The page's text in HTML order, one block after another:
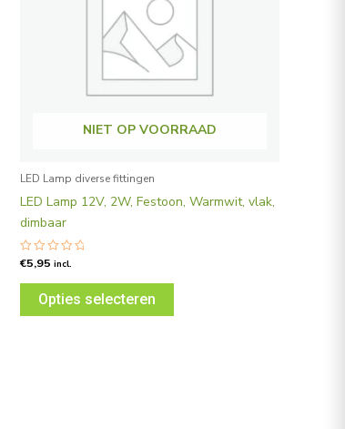
NIET OP VOORRAAD
LED Lamp diverse fittingen
LED Lamp 12V, 2W, Festoon, Warmwit, vlak,
dimbaar
Gewaardeerd
uit
€5,95 incl.
Opties selecteren
Deze
optie
kan
gekozen
worden
op